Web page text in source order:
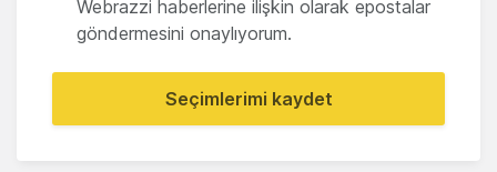
Webrazzi haberlerine ilişkin olarak epostalar
göndermesini onaylıyorum.
Seçimlerimi kaydet